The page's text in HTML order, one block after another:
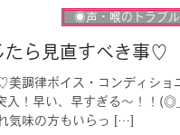
◉声・喉のトラブ
たら見直すべき事♡
調律ボイス・コンディショ
い、早すぎる〜！！
気味の方もいらっ […]